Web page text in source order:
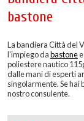
bastone
La bandiera Città del
l'impiego dabastone
poliestere nautico
dalle mani di esperti
singolarmente. Se hai
nostro consulente.